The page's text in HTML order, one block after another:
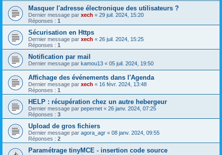
Masquer l'adresse électronique des utilisateurs ?
Dernier message par xech « 29 juil. 2024, 15:20
Réponses : 1
Sécurisation en Https
Dernier message par xech « 26 juil. 2024, 15:25
Réponses : 1
Notification par mail
Dernier message par kamou13 « 05 juil. 2024, 19:50
Affichage des événements dans l'Agenda
Dernier message par xech « 16 févr. 2024, 13:48
Réponses : 1
HELP : récupération chez un autre hebergeur
Dernier message par pepernet « 26 janv. 2024, 07:25
Réponses : 3
Upload de gros fichiers
Dernier message par agora_agr « 08 janv. 2024, 09:55
Réponses : 2
Paramétrage tinyMCE - insertion code source